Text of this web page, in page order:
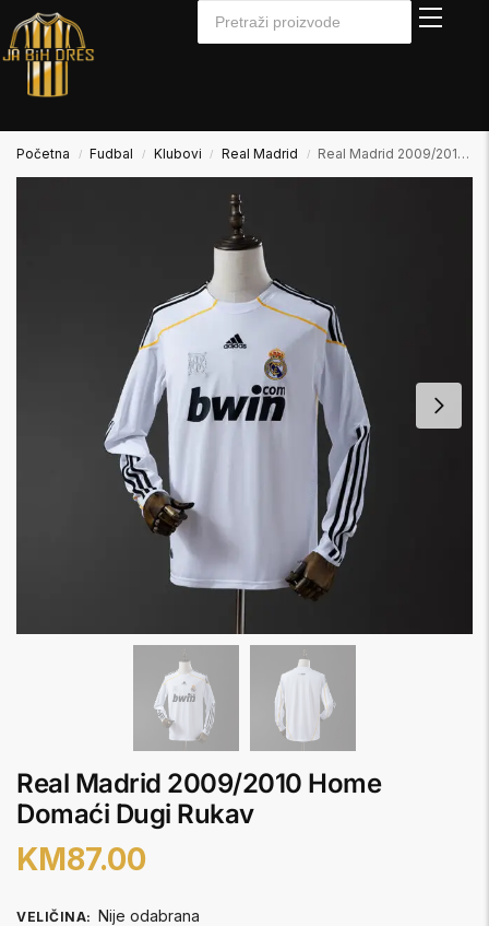
Početna / Fudbal / Klubovi / Real Madrid / Real Madrid 2009/2010 Home Domaći Dugi Rukav
Real Madrid 2009/2010 Home
Domaći Dugi Rukav
KM87.00
VELIČINA: Nije odabrana